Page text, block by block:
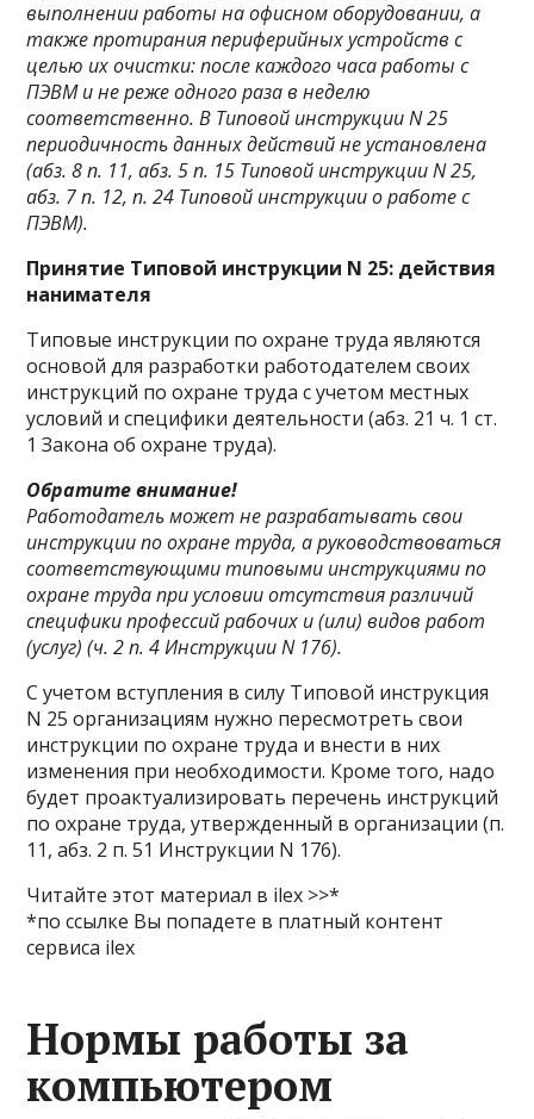
выполнении работы на офисном оборудовании, а
также протирания периферийных устройств с
целью их очистки: после каждого часа работы с
ПЭВМ и не реже одного раза в неделю
соответственно. В Типовой инструкции N 25
периодичность данных действий не установлена
(абз. 8 п. 11, абз. 5 п. 15 Типовой инструкции N 25,
абз. 7 п. 12, п. 24 Типовой инструкции о работе с
ПЭВМ).
Принятие Типовой инструкции N 25: действия
нанимателя
Типовые инструкции по охране труда являются
основой для разработки работодателем своих
инструкций по охране труда с учетом местных
условий и специфики деятельности (абз. 21 ч. 1 ст.
1 Закона об охране труда).
Обратите внимание!
Работодатель может не разрабатывать свои
инструкции по охране труда, а руководствоваться
соответствующими типовыми инструкциями по
охране труда при условии отсутствия различий
специфики профессий рабочих и (или) видов работ
(услуг) (ч. 2 п. 4 Инструкции N 176).
С учетом вступления в силу Типовой инструкция
N 25 организациям нужно пересмотреть свои
инструкции по охране труда и внести в них
изменения при необходимости. Кроме того, надо
будет проактуализировать перечень инструкций
по охране труда, утвержденный в организации (п.
11, абз. 2 п. 51 Инструкции N 176).
Читайте этот материал в ilex >>*
*по ссылке Вы попадете в платный контент
сервиса ilex
Нормы работы за
компьютером